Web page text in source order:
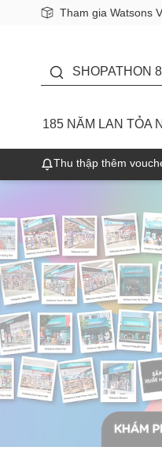
Tham gia Watsons
Miễn phí giao hàng
Giao hàng nhanh
SHOPATHON
CƯỜI - GIẢM
185 NĂM LAN TỎA
Thu thập thêm